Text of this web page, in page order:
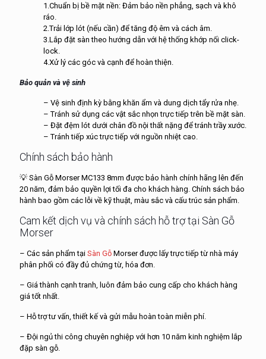
1.Chuẩn bị bề mặt nền: Đảm bảo nền phẳng, sạch và khô
ráo.
2.Trải lớp lót (nếu cần) để tăng độ êm và cách âm.
3.Lắp đặt sàn theo hướng dẫn với hệ thống khớp nối click-
lock.
4.Xử lý các góc và cạnh để hoàn thiện.
Bảo quản và vệ sinh
– Vệ sinh định kỳ bằng khăn ẩm và dung dịch tẩy rửa nhẹ.
– Tránh sử dụng các vật sắc nhọn trực tiếp trên bề mặt sàn.
– Đặt đệm lót dưới chân đồ nội thất nặng để tránh trầy xước.
– Tránh tiếp xúc trực tiếp với nguồn nhiệt cao.
Chính sách bảo hành
💡 Sàn Gỗ Morser MC133 8mm được bảo hành chính hãng lên đến
20 năm, đảm bảo quyền lợi tối đa cho khách hàng. Chính sách bảo
hành bao gồm các lỗi về kỹ thuật, màu sắc và cấu trúc sản phẩm.
Cam kết dịch vụ và chính sách hỗ trợ tại Sàn Gỗ
Morser
– Các sản phẩm tại Sàn Gỗ Morser được lấy trực tiếp từ nhà máy
phân phối có đầy đủ chứng từ, hóa đơn.
– Giá thành cạnh tranh, luôn đảm bảo cung cấp cho khách hàng
giá tốt nhất.
– Hỗ trợ tư vấn, thiết kế và gửi mẫu hoàn toàn miễn phí.
– Đội ngủ thi công chuyên nghiệp với hơn 10 năm kinh nghiệm lắp
đặp sàn gỗ.